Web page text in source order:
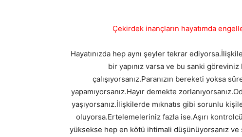
Çekirdek inançların hayatımda
Hayatınızda hep aynı şeyler tekrar
bir yapınız varsa ve bu sanki
çalışıyorsanız.Paranızın bereketi yoksa
yapamıyorsanız.Hayır demekte
yaşıyorsanız.İlişkilerde mıknatıs gibi sorunlu
oluyorsa.Ertelemeleriniz fazla ise.Aşırı
yüksekse hep en kötü ihtimali düşünüyorsanız ve